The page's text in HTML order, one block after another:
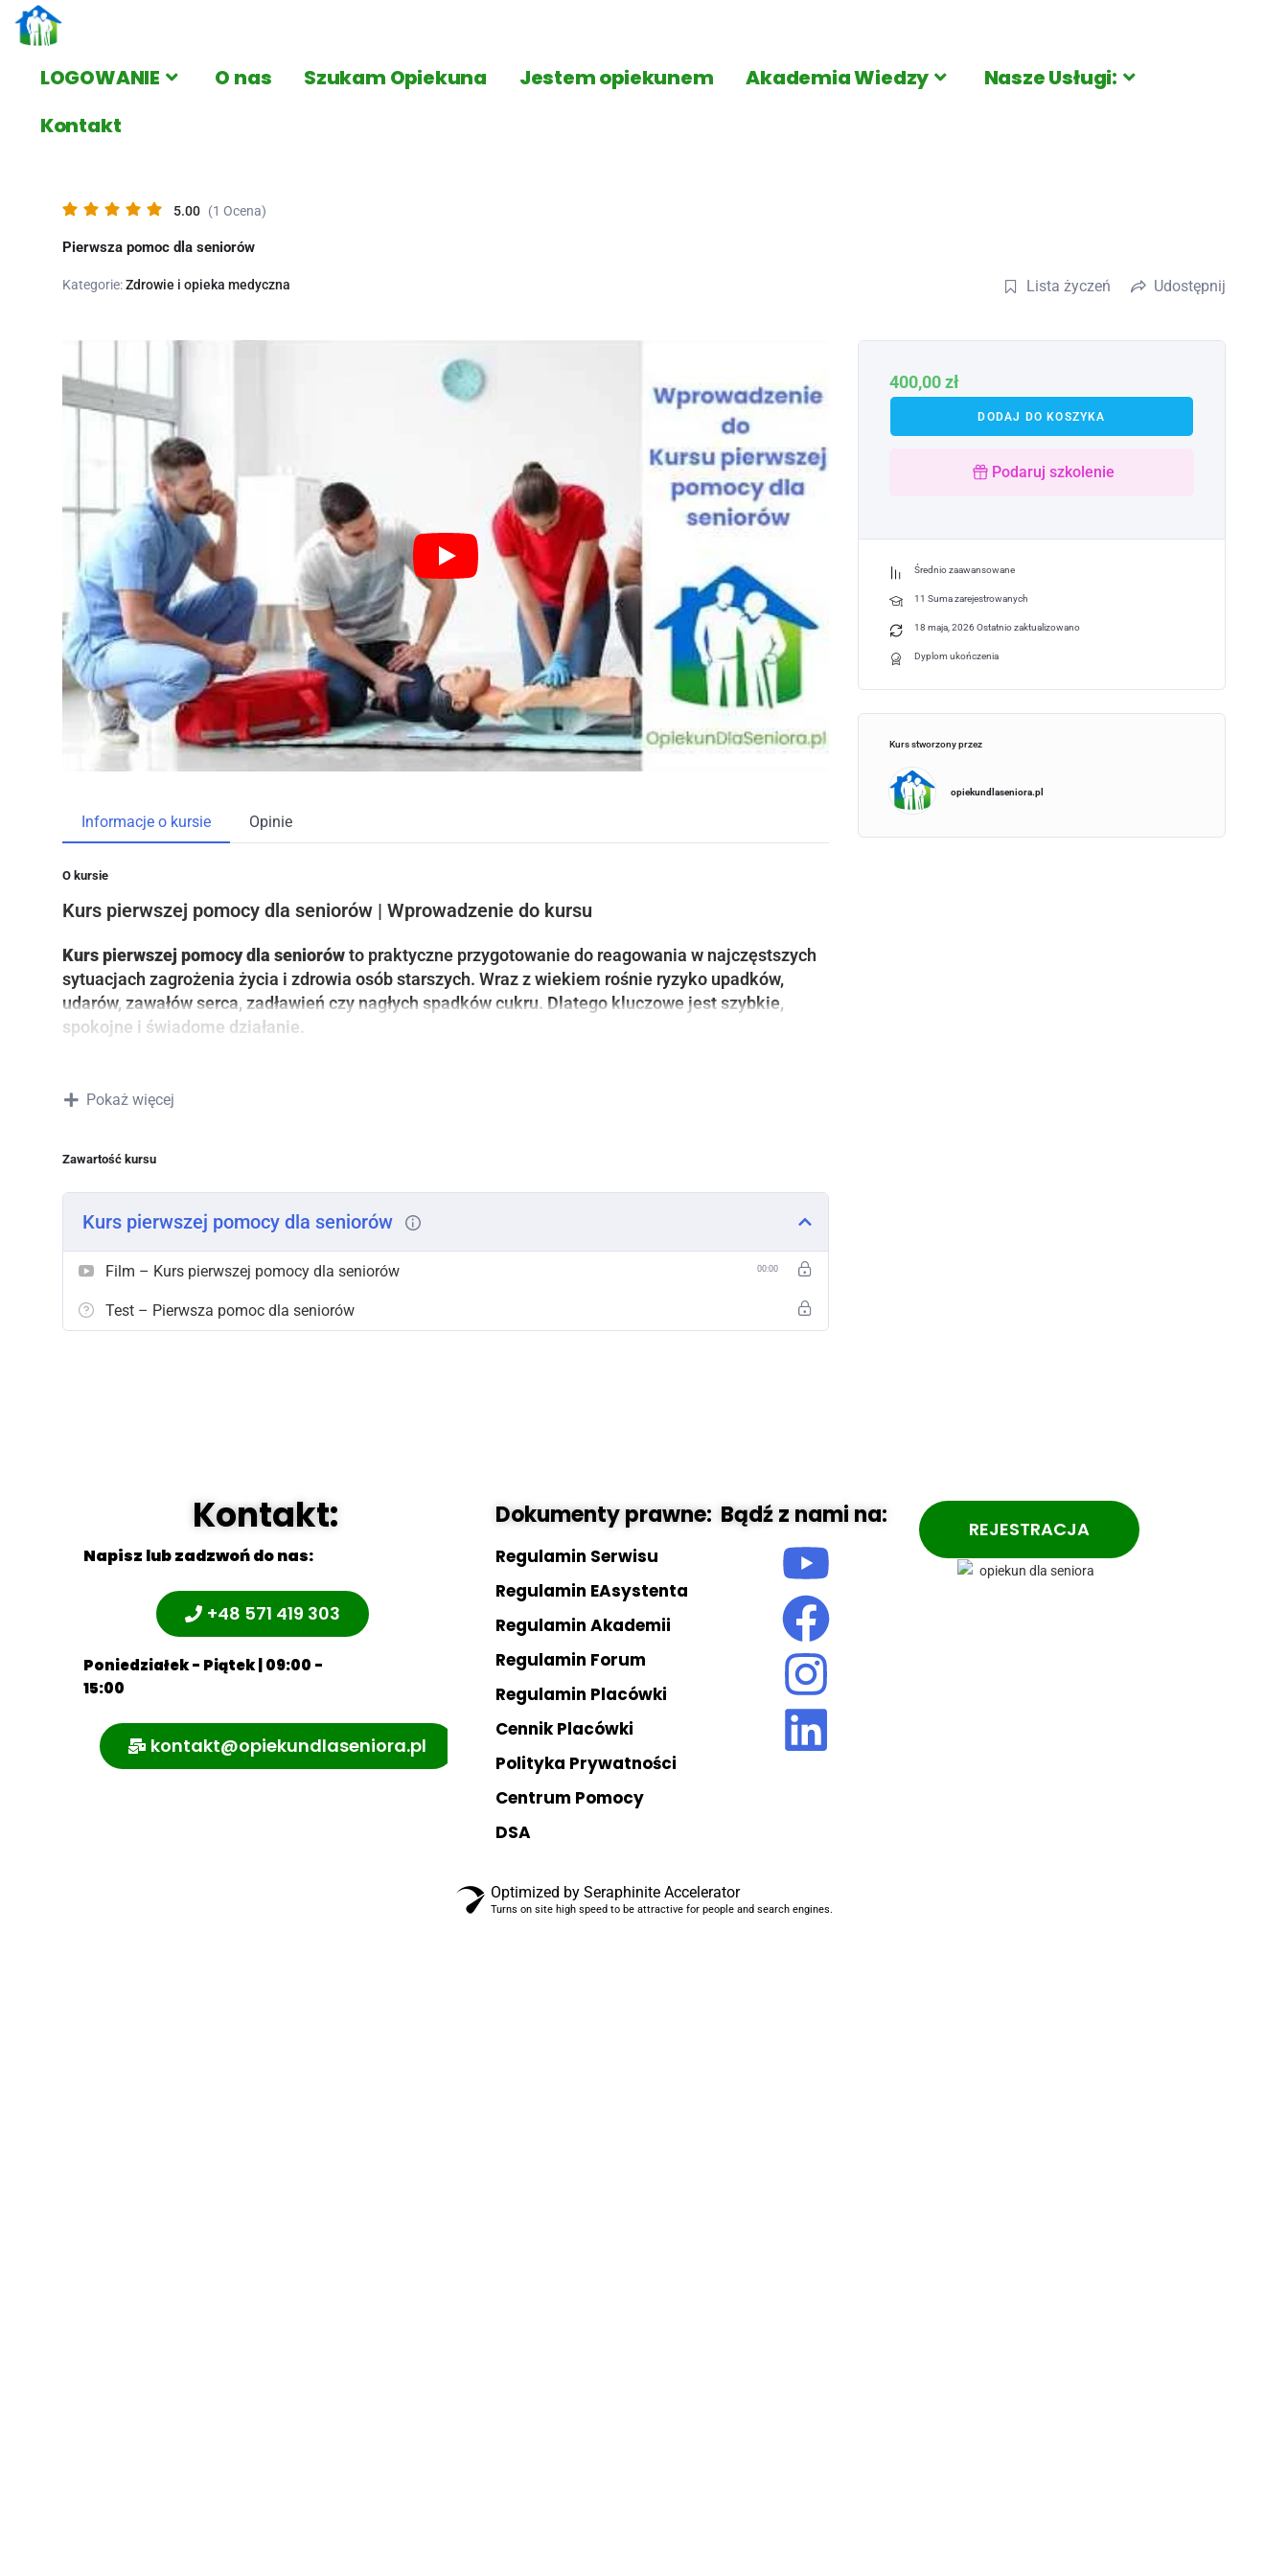
LOGOWANIE O nas Szukam Opiekuna Jestem opiekunem Akademia Wiedzy
Nasze Usługi:
Kontakt
5.00 (1 Ocena)
Pierwsza pomoc dla seniorów
Kategorie:Zdrowie i opieka medyczna Lista życzeń Udostępnij
Informacje o kursie Opinie
O kursie
Kurs pierwszej pomocy dla seniorów | Wprowadzenie do kursu
Kurs pierwszej pomocy dla seniorówto praktyczne przygotowanie do reagowania w najczęstszych
sytuacjach zagrożenia życia i zdrowia osób starszych. Wraz z wiekiem rośnie ryzyko upadków,
udarów, zawałów serca, zadławień czy nagłych spadków cukru. Dlatego kluczowe jest szybkie,
spokojne i świadome działanie.
jak postępować przy
jak rozpoznać
jak prawidłowo wykonać resuscytację krążeniowo-oddechową (RKO)
jak rozmawiać z dyspozytorem medycznym pod numerem 112 lub 999.
To wiedza, która daje pewność.
A pewność w sytuacji kryzysowej oznacza realną szansę na uratowanie życia.
Pokaż więcej
Zawartość kursu
Kurs pierwszej pomocy dla seniorów
Film – Kurs pierwszej pomocy dla seniorów 00:00
Test – Pierwsza pomoc dla seniorów
400,00zł
DODAJ DO KOSZYKA
Podaruj szkolenie
Średnio zaawansowane
11 Suma zarejestrowanych
18 maja, 2026 Ostatnio zaktualizowano
Dyplom ukończenia
Kurs stworzony przez
opiekundlaseniora.pl
Kontakt:
Napisz lub zadzwoń do nas:
+48 571 419 303
Poniedziałek - Piątek | 09:00 -
15:00
kontakt@opiekundlaseniora.pl
Dokumenty prawne:
Regulamin Serwisu
Regulamin EAsystenta
Regulamin Akademii
Regulamin Forum
Regulamin Placówki
Cennik Placówki
Polityka Prywatności
Centrum Pomocy
DSA
Bądź z nami na: REJESTRACJA
Optimized by Seraphinite Accelerator
Turns on site high speed to be attractive for people and search engines.